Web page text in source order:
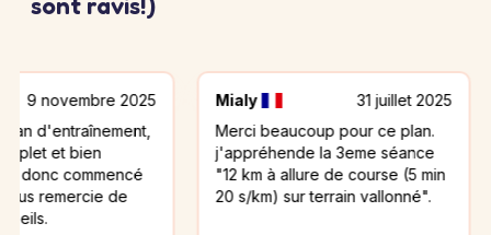
2025
de
Mialy
31 juillet 2025
Merci beaucoup pour ce plan.
j'appréhende la 3eme séance
"12 km à allure de course (5 min
20 s/km) sur terrain vallonné".